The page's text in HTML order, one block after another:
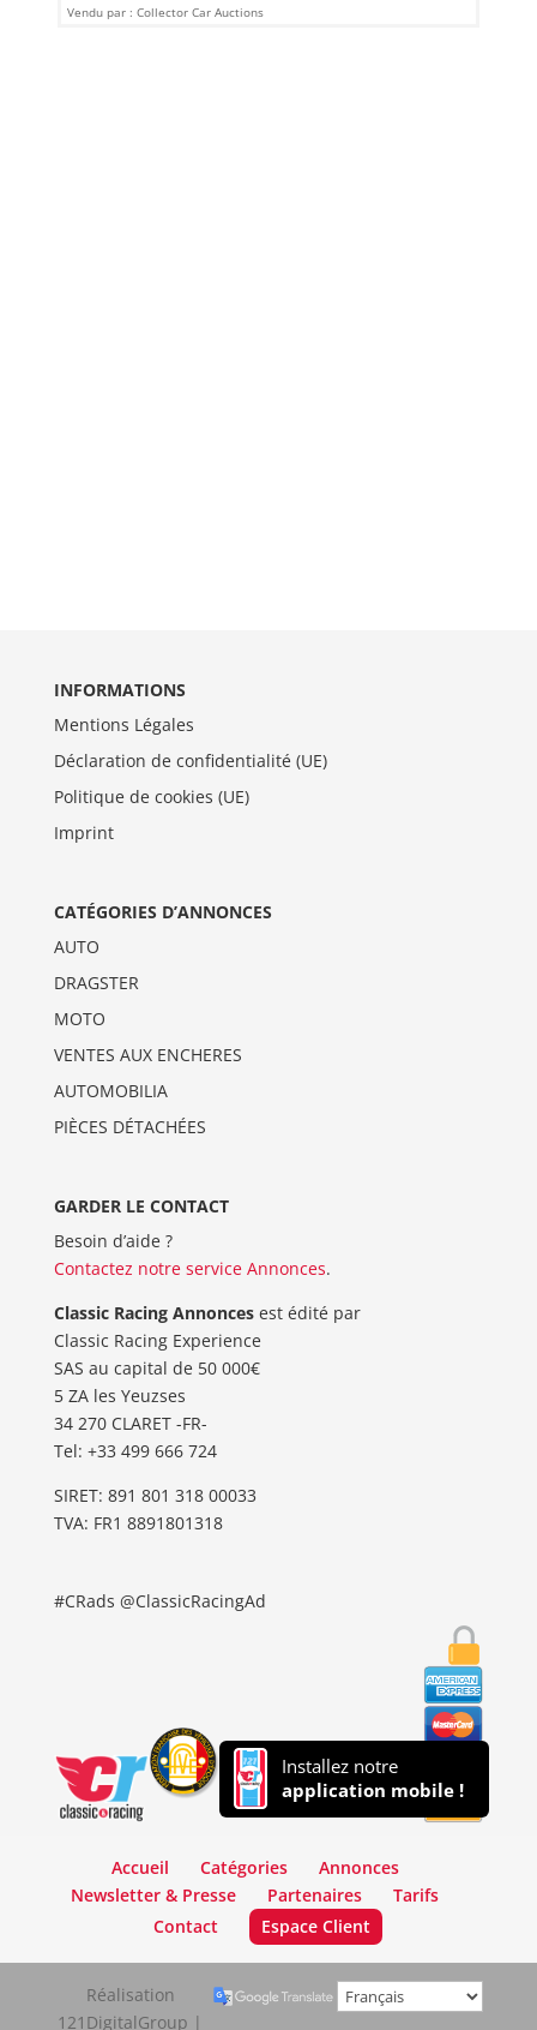
Vendu par : Collector Car Auctions
INFORMATIONS
Mentions Légales
Déclaration de confidentialité (UE)
Politique de cookies (UE)
Imprint
CATÉGORIES D’ANNONCES
AUTO
DRAGSTER
MOTO
VENTES AUX ENCHERES
AUTOMOBILIA
PIÈCES DÉTACHÉES
GARDER LE CONTACT
Besoin d’aide ?
Contactez notre service Annonces.
Classic Racing Annoncesest édité par
Classic Racing Experience
SAS au capital de 50 000€
5 ZA les Yeuzses
34 270 CLARET -FR-
Tel: ‭+33 499 666 724‬
SIRET: 891 801 318 00033
TVA: FR1 8891801318
#CRads @ClassicRacingAd
Installez notre
application mobile !
Accueil Catégories
Annonces
Newsletter & Presse
Partenaires
Tarifs
Contact
Espace Client
Réalisation
121DigitalGroup |